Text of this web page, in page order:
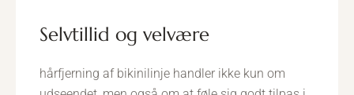
selvtillid og velvære
hårfjerning af bikinilinje handler ikke kun om